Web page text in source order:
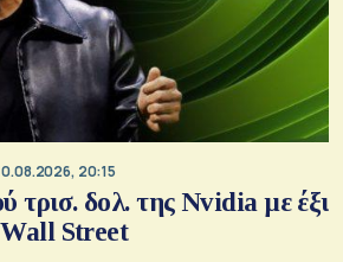
20:15
τρισ. δολ. της Nvidia με έξι
Street